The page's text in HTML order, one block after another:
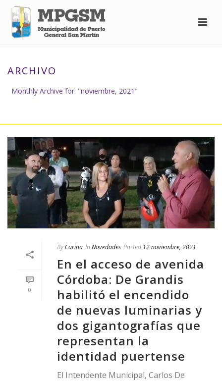
ARCHIVO
Monthly Archive for: "noviembre, 2021"
0
By Carina In Novedades Posted 12 noviembre, 2021
En el acceso de avenida
Córdoba: De Grandis
habilitó el encendido
de nuevas luminarias y
dos gigantografías que
representan la
identidad puertense
El Intendente Municipal, Carlos De